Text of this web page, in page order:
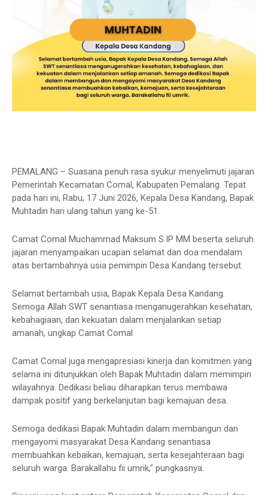
PEMALANG – Suasana penuh rasa syukur menyelimuti jajaran
Pemerintah Kecamatan Comal, Kabupaten Pemalang. Tepat
pada hari ini, Rabu, 17 Juni 2026, Kepala Desa Kandang, Bapak
Muhtadin hari ulang tahun yang ke-51.
Camat Comal Muchammad Maksum S.IP MM beserta seluruh
jajaran menyampaikan ucapan selamat dan doa mendalam
atas bertambahnya usia pemimpin Desa Kandang tersebut.
Selamat bertambah usia, Bapak Kepala Desa Kandang.
Semoga Allah SWT senantiasa menganugerahkan kesehatan,
kebahagiaan, dan kekuatan dalam menjalankan setiap
amanah, ungkap Camat Comal
Camat Comal juga mengapresiasi kinerja dan komitmen yang
selama ini ditunjukkan oleh Bapak Muhtadin dalam memimpin
wilayahnya. Dedikasi beliau diharapkan terus membawa
dampak positif yang berkelanjutan bagi kemajuan desa.
Semoga dedikasi Bapak Muhtadin dalam membangun dan
mengayomi masyarakat Desa Kandang senantiasa
membuahkan kebaikan, kemajuan, serta kesejahteraan bagi
seluruh warga. Barakallahu fii umrik," pungkasnya.